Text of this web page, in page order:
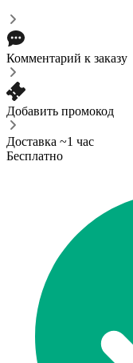
Комментарий к заказу
Добавить промокод
Доставка ~1 час
Бесплатно